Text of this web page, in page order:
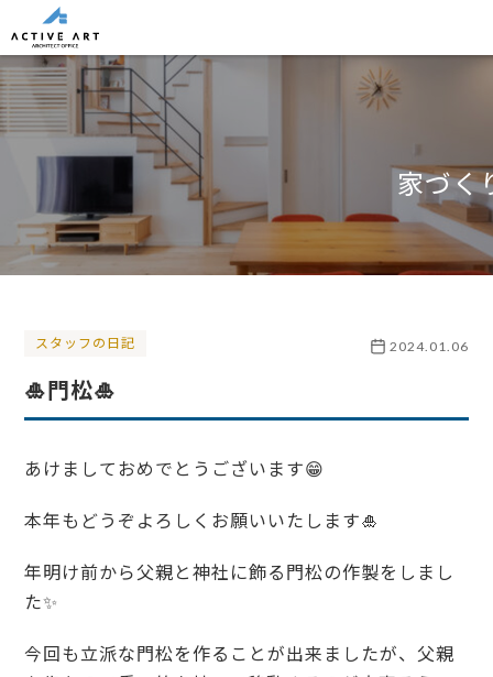
家づく
スタッフの日記 2024.01.06
🎍門松🎍
あけましておめでとうございます😁
本年もどうぞよろしくお願いいたします🎍
年明け前から父親と神社に飾る門松の作製をしまし
た✨
今回も立派な門松を作ることが出来ましたが、父親